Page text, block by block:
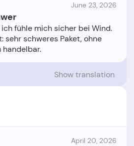
June 23, 2026
fühle mich sicher bei Wind.
sehr schweres Paket, ohne
Show translation
April 20, 2026